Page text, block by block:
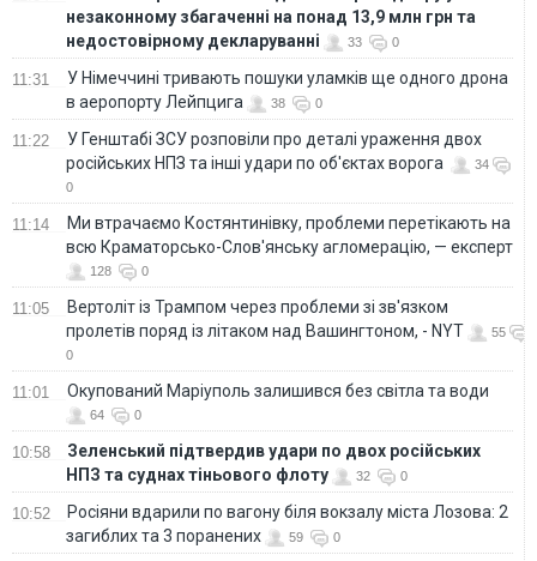
незаконному збагаченні на понад 13,9 млн грн та
недостовірному декларуванні
33 0
11:31
У Німеччині тривають пошуки уламків ще одного дрона
в аеропорту Лейпцига
38 0
11:22
У Генштабі ЗСУ розповіли про деталі ураження двох
російських НПЗ та інші удари по об'єктах ворога
34
0
11:14
Ми втрачаємо Костянтинівку, проблеми перетікають на
всю Краматорсько-Слов'янську агломерацію, — експерт
128 0
11:05
Вертоліт із Трампом через проблеми зі зв'язком
пролетів поряд із літаком над Вашингтоном, - NYT
55
0
11:01 Окупований Маріуполь залишився без світла та води
64 0
10:58
Зеленський підтвердив удари по двох російських
НПЗ та суднах тіньового флоту
32 0
10:52
Росіяни вдарили по вагону біля вокзалу міста Лозова: 2
загиблих та 3 поранених
59 0